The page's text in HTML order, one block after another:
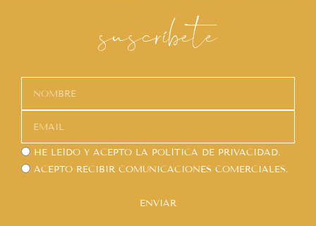
suscríbete
HE LEÍDO Y ACEPTO LA POLÍTICA DE PRIVACIDAD.
ACEPTO RECIBIR COMUNICACIONES COMERCIALES.
ENVIAR